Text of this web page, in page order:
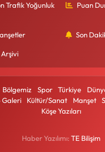
Trafik Yoğunluk
Puan
Son
Bölgemiz Spor Türkiye
Galeri
Kültür/Sanat Manşet
Köşe Yazıları
Haber Yazılımı: TE Bilişim